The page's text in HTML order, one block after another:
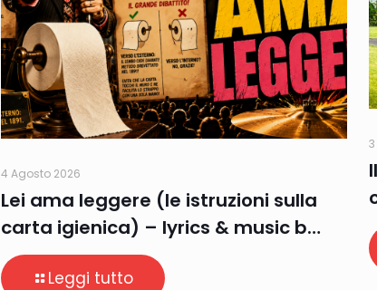
4 Agosto 2026
Lei ama leggere (le istruzioni sulla
carta igienica) – lyrics & music b…
Leggi tutto